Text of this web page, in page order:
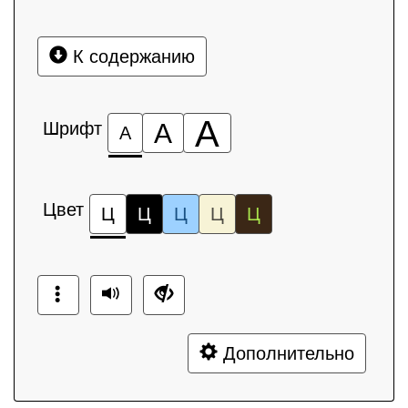
К содержанию
Шрифт А А А
Цвет Ц Ц Ц Ц Ц
Дополнительно